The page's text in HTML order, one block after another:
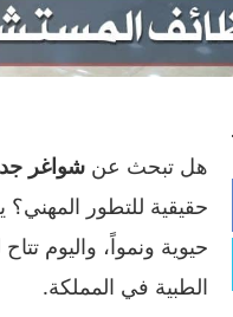
هل تبحث عن شواغر
حقيقية للتطور
حيوية ونمواً، واليوم
الطبية في المملكة.